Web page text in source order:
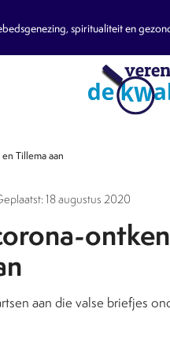
spiritualiteit en
Tillema aan
18 augustus 2020
aan die valse briefjes